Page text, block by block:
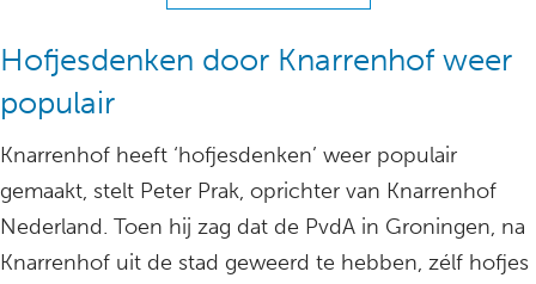
Hofjesdenken door Knarrenhof weer
populair
Knarrenhof heeft ‘hofjesdenken’ weer populair
gemaakt, stelt Peter Prak, oprichter van Knarrenhof
Nederland. Toen hij zag dat de PvdA in Groningen, na
Knarrenhof uit de stad geweerd te hebben, zélf hofjes